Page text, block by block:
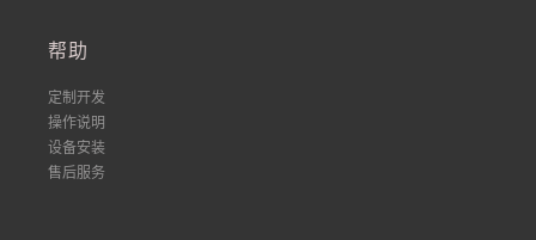
帮助
定制开发
操作说明
设备安装
售后服务